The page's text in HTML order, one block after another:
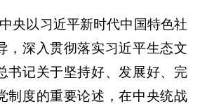
央以习近平新时代中国特色社
，深入贯彻落实习近平生态文
书记关于坚持好、发展好、完
制度的重要论述，在中央统战